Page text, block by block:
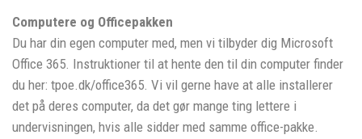
Computere og Officepakken
Du har din egen computer med, men vi tilbyder dig Microsoft
Office 365. Instruktioner til at hente den til din computer finder
du her: tpoe.dk/office365. Vi vil gerne have at alle installerer
det på deres computer, da det gør mange ting lettere i
undervisningen, hvis alle sidder med samme office-pakke.